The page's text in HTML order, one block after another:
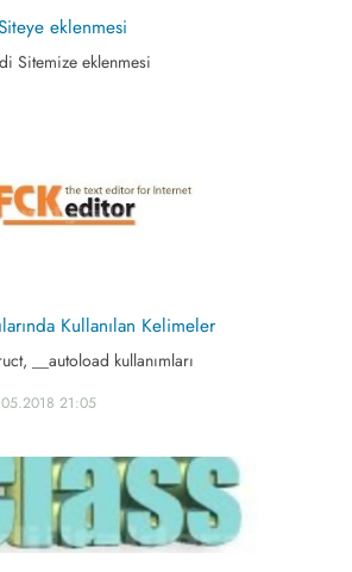
eklenmesi
Sitemize eklenmesi
Kullanılan Kelimeler
__autoload kullanımları
21:05